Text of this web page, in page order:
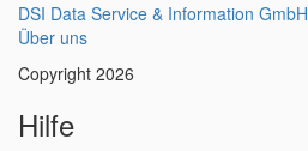
DSI Data Service & Information GmbH
Über uns
Copyright 2026
Hilfe